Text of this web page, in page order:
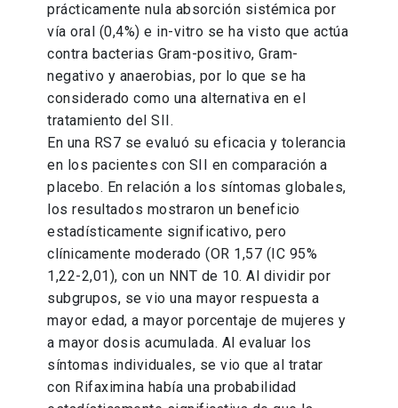
prácticamente nula absorción sistémica por
vía oral (0,4%) e in-vitro se ha visto que actúa
contra bacterias Gram-positivo, Gram-
negativo y anaerobias, por lo que se ha
considerado como una alternativa en el
tratamiento del SII.
En una RS7 se evaluó su eficacia y tolerancia
en los pacientes con SII en comparación a
placebo. En relación a los síntomas globales,
los resultados mostraron un beneficio
estadísticamente significativo, pero
clínicamente moderado (OR 1,57 (IC 95%
1,22-2,01), con un NNT de 10. Al dividir por
subgrupos, se vio una mayor respuesta a
mayor edad, a mayor porcentaje de mujeres y
a mayor dosis acumulada. Al evaluar los
síntomas individuales, se vio que al tratar
con Rifaximina había una probabilidad